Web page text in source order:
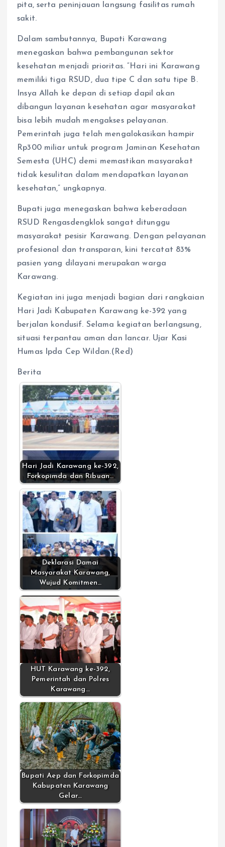
pita, serta peninjauan langsung fasilitas rumah
sakit.
Dalam sambutannya, Bupati Karawang
menegaskan bahwa pembangunan sektor
kesehatan menjadi prioritas. “Hari ini Karawang
memiliki tiga RSUD, dua tipe C dan satu tipe B.
Insya Allah ke depan di setiap dapil akan
dibangun layanan kesehatan agar masyarakat
bisa lebih mudah mengakses pelayanan.
Pemerintah juga telah mengalokasikan hampir
Rp300 miliar untuk program Jaminan Kesehatan
Semesta (UHC) demi memastikan masyarakat
tidak kesulitan dalam mendapatkan layanan
kesehatan,” ungkapnya.
Bupati juga menegaskan bahwa keberadaan
RSUD Rengasdengklok sangat ditunggu
masyarakat pesisir Karawang. Dengan pelayanan
profesional dan transparan, kini tercatat 83%
pasien yang dilayani merupakan warga
Karawang.
Kegiatan ini juga menjadi bagian dari rangkaian
Hari Jadi Kabupaten Karawang ke-392 yang
berjalan kondusif. Selama kegiatan berlangsung,
situasi terpantau aman dan lancar. Ujar Kasi
Humas Ipda Cep Wildan.(Red)
Berita
Hari Jadi Karawang ke-392,
Forkopimda dan Ribuan…
Deklarasi Damai
Masyarakat Karawang,
Wujud Komitmen…
HUT Karawang ke-392,
Pemerintah dan Polres
Karawang…
Bupati Aep dan Forkopimda
Kabupaten Karawang
Gelar…